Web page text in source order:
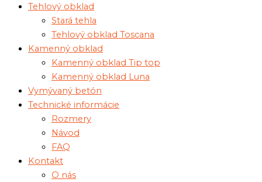
Tehlový obklad
Stará tehla
Tehlový obklad Toscana
Kamenný obklad
Kamenný obklad Tip top
Kamenný obklad Luna
Vymývaný betón
Technické informácie
Rozmery
Návod
FAQ
Kontakt
O nás